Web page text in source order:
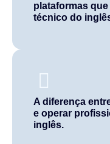
plataformas
técnico do
A diferença
e operar
inglês.